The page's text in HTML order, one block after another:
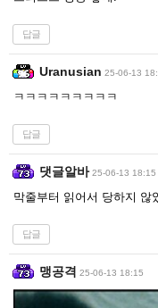
답글
Uranusian 25-06-13
ㅋㅋㅋㅋㅋㅋㅋㅋㅋ
답글
댓글알바 25-06-13 18:15
막줄부터 읽어서 당하지 않
답글
맹공격 25-06-13 18:15